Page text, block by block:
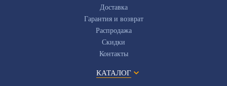
Доставка
Гарантия и возврат
Распродажа
Скидки
Контакты
КАТАЛОГ